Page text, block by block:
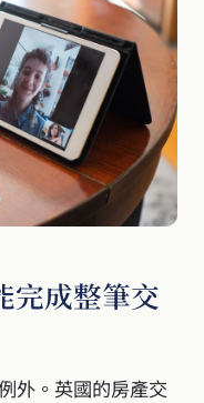
完成整筆交
外。英國的房產交